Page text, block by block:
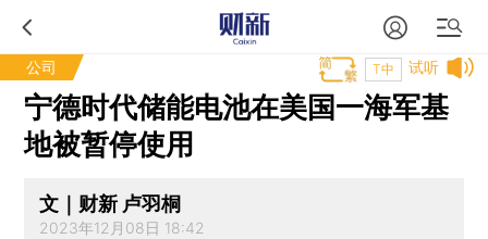
公司 试听
T中
宁德时代储能电池在美国一海军基
地被暂停使用
文｜财新 卢羽桐
2023年12月08日 18:42